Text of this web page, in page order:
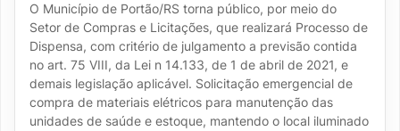
O Município de Portão/RS torna público, por meio do
Setor de Compras e Licitações, que realizará Processo de
Dispensa, com critério de julgamento a previsão contida
no art. 75 VIII, da Lei n 14.133, de 1 de abril de 2021, e
demais legislação aplicável. Solicitação emergencial de
compra de materiais elétricos para manutenção das
unidades de saúde e estoque, mantendo o local iluminado